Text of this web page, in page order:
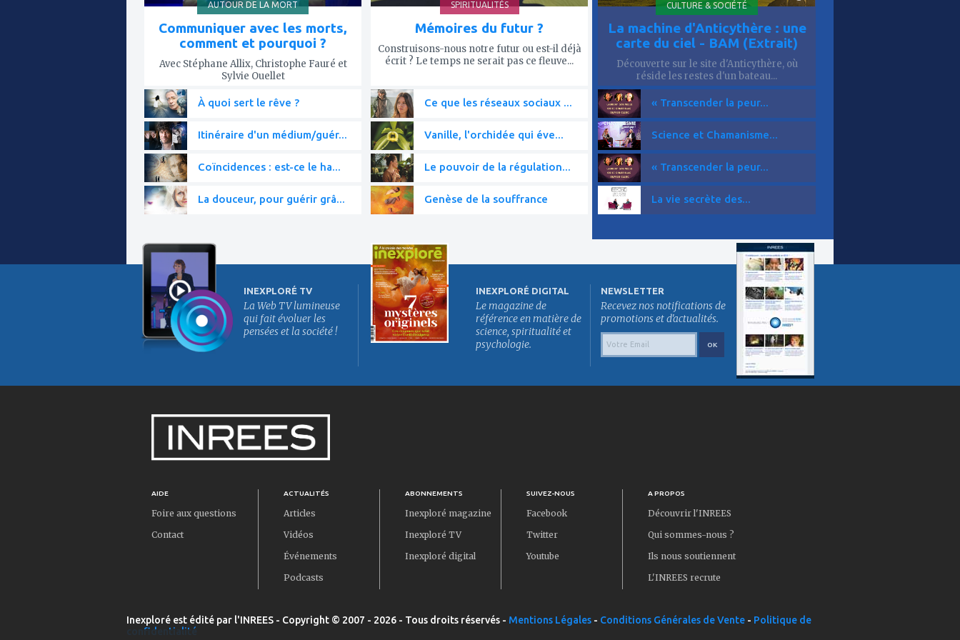
AUTOUR DE LA MORT
Communiquer avec les morts,
comment et pourquoi ?
Avec Stéphane Allix, Christophe Fauré et
Sylvie Ouellet
À quoi sert le rêve ?
Itinéraire d'un médium/guér...
Coïncidences : est-ce le ha...
La douceur, pour guérir grâ...
SPIRITUALITÉS
Mémoires du futur ?
Construisons-nous notre futur ou est-il déjà
écrit ? Le temps ne serait pas ce fleuve...
Ce que les réseaux sociaux ...
Vanille, l'orchidée qui éve...
Le pouvoir de la régulation...
Genèse de la souffrance
CULTURE & SOCIÉTÉ
La machine d'Anticythère : une
carte du ciel - BAM (Extrait)
Découverte sur le site d'Anticythère, où
réside les restes d'un bateau...
« Transcender la peur...
Science et Chamanisme...
« Transcender la peur...
La vie secrète des...
INEXPLORÉ TV
La Web TV lumineuse
qui fait évoluer les
pensées et la société !
INEXPLORÉ DIGITAL
Le magazine de
référence en matière de
science, spiritualité et
psychologie.
NEWSLETTER
Recevez nos notifications de
promotions et d'actualités.
AIDE
Foire aux questions
Contact
ACTUALITÉS
Articles
Vidéos
Événements
Podcasts
ABONNEMENTS
Inexploré magazine
Inexploré TV
Inexploré digital
SUIVEZ-NOUS
Facebook
Twitter
Youtube
A PROPOS
Découvrir l'INREES
Qui sommes-nous ?
Ils nous soutiennent
L'INREES recrute
Inexploré est édité par l'INREES - Copyright © 2007 - 2026 - Tous droits réservés - Mentions Légales - Conditions Générales de Vente - Politique de
confidentialité